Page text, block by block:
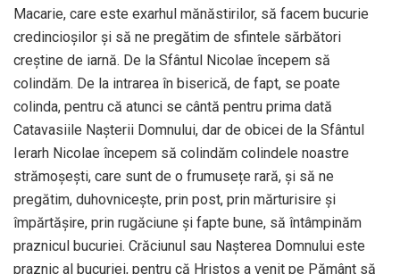
Macarie, care este exarhul mănăstirilor, să facem bucurie
credincioșilor și să ne pregătim de sfintele sărbători
creștine de iarnă. De la Sfântul Nicolae începem să
colindăm. De la intrarea în biserică, de fapt, se poate
colinda, pentru că atunci se cântă pentru prima dată
Catavasiile Nașterii Domnului, dar de obicei de la Sfântul
Ierarh Nicolae începem să colindăm colindele noastre
strămoșești, care sunt de o frumusețe rară, și să ne
pregătim, duhovnicește, prin post, prin mărturisire și
împărtășire, prin rugăciune și fapte bune, să întâmpinăm
praznicul bucuriei. Crăciunul sau Nașterea Domnului este
praznic al bucuriei, pentru că Hristos a venit pe Pământ să